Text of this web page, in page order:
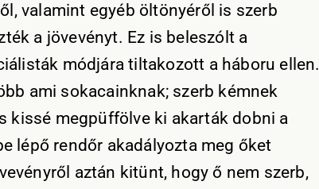
valamint egyéb öltönyéről is szerb
a jövevényt. Ez is beleszólt a
módjára tiltakozott a háboru ellen.
ami sokacainknak; szerb kémnek
kissé megpüffölve ki akarták dobni a
lépő rendőr akadályozta meg őket
aztán kitünt, hogy ő nem szerb,